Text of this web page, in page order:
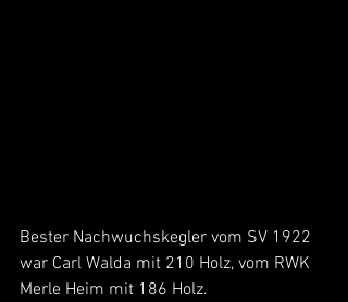
Bester Nachwuchskegler vom SV 1922
war Carl Walda mit 210 Holz, vom RWK
Merle Heim mit 186 Holz.